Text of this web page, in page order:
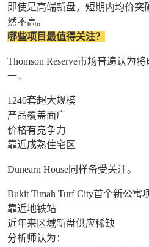
即使是高端新盘，短期内均价突
然不高。
哪些项目最值得关注？
Thomson Reserve市场普遍认为
一。
1240套超大规模
产品覆盖面广
价格有竞争力
靠近成熟住宅区
Dunearn House同样备受关注。
Bukit Timah Turf City首个新公寓
靠近地铁站
近年来区域新盘供应稀缺
分析师认为：